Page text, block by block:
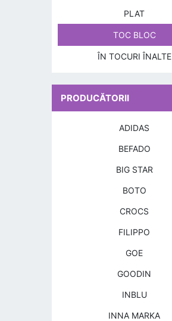
PLAT
TOC BLOC
ÎN TOCURI ÎNALTE
PRODUCĂTORII
ADIDAS
BEFADO
BIG STAR
BOTO
CROCS
FILIPPO
GOE
GOODIN
INBLU
INNA MARKA